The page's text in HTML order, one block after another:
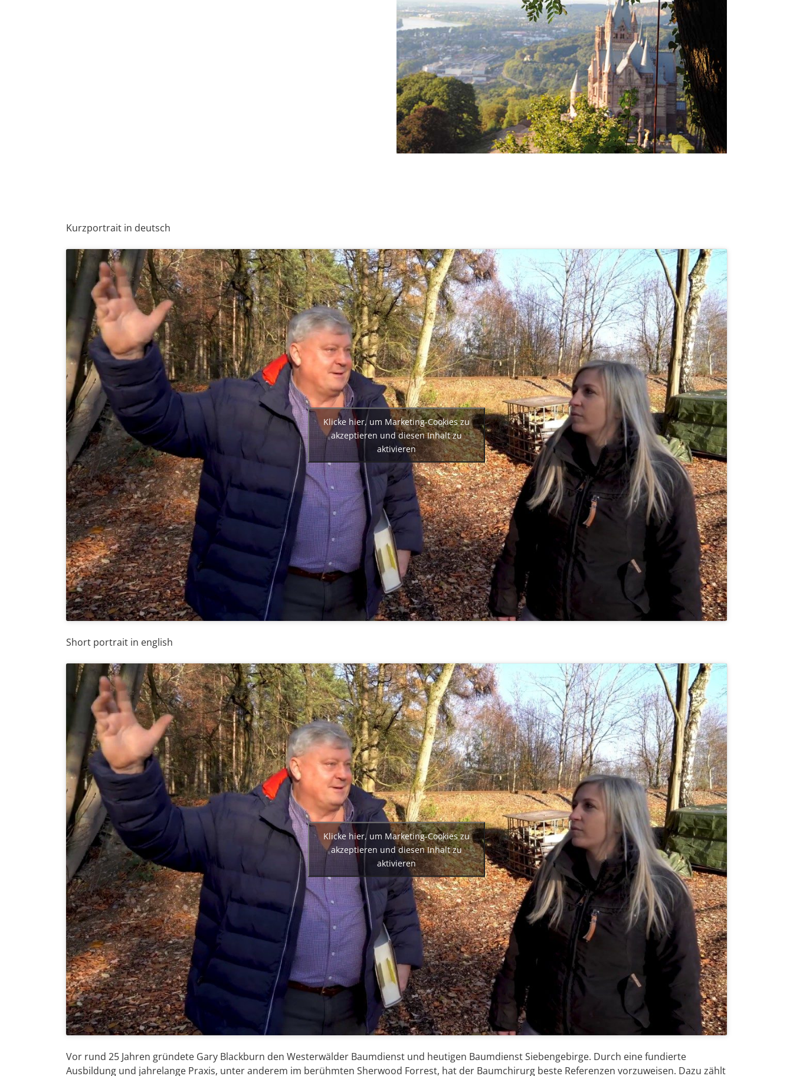
Kurzportrait in deutsch
Klicke hier, um Marketing-Cookies zu
akzeptieren und diesen Inhalt zu
aktivieren
Short portrait in english
Klicke hier, um Marketing-Cookies zu
akzeptieren und diesen Inhalt zu
aktivieren
Vor rund 25 Jahren gründete Gary Blackburn den Westerwälder Baumdienst und heutigen Baumdienst Siebengebirge. Durch eine fundierte
Ausbildung und jahrelange Praxis, unter anderem im berühmten Sherwood Forrest, hat der Baumchirurg beste Referenzen vorzuweisen. Dazu zählt